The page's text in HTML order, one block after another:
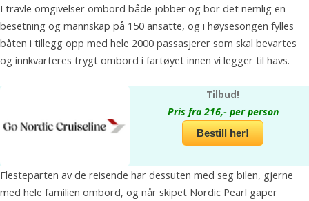
I travle omgivelser ombord både jobber og bor det nemlig en
besetning og mannskap på 150 ansatte, og i høysesongen fylles
båten i tillegg opp med hele 2000 passasjerer som skal bevartes
og innkvarteres trygt ombord i fartøyet innen vi legger til havs.
Tilbud!
Pris fra 216,- per person
Bestill her!
Flesteparten av de reisende har dessuten med seg bilen, gjerne
med hele familien ombord, og når skipet Nordic Pearl gaper